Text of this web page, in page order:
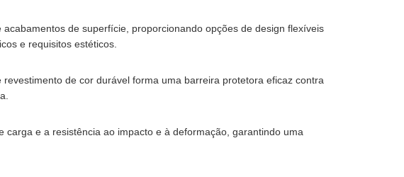
de superfície, proporcionando opções de design flexíveis
e requisitos estéticos.
de cor durável forma uma barreira protetora eficaz contra
carga e a resistência ao impacto e à deformação, garantindo uma